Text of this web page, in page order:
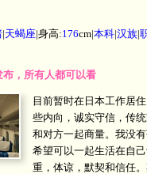
|天蝎座|身高:176cm|本科|汉族|
，所有人都可以看
目前暂时在日本工作居
些内向，诚实守信，传
和对方一起商量。我没
希望可以一起生活在自
重，体谅，默契和信任